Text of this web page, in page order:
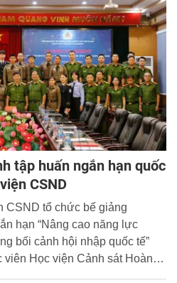
tập huấn ngắn hạn quốc
CSND
CSND tổ chức bế giảng
hạn “Nâng cao năng lực
bối cảnh hội nhập quốc tế”
viên Học viện Cảnh sát Hoàng